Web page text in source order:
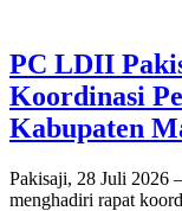
PC LDII
Koordinasi
Kabupaten
Pakisaji, 28 Juli 2026
menghadiri rapat